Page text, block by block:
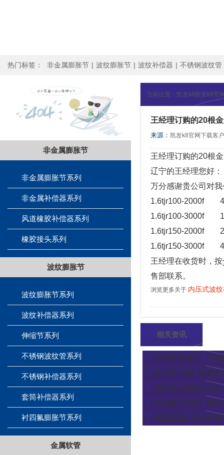
热门标签： 非金属膨胀节 | 波纹膨胀节 | 波纹补偿器 | 不锈钢波纹管
当前位置： 凯发k8凯发k8官
王经理订购的20根
来源： 凯发k8官网下载客
王经理订购的20根
辽宁的王经理您好：
万分感谢贵公司对
1.6tjr100-2000f
1.6tjr100-3000f
1.6tjr150-2000f
1.6tjr150-3000f
王经理在收货时，按
售部联系。
浏览更多关于 内压式波
相关资讯
补偿器(膨胀节、伸
客户五一验厂探亲
烟风管道波纹补偿器
不锈钢补偿器厂家
热烈祝贺公司顺利
非金属膨胀节
非金属膨胀节系列
非金属补偿器系列
风道橡胶补偿器系列
橡胶接头系列
波纹膨胀节
波纹膨胀节系列
波纹补偿器系列
伸缩节系列
不锈钢波纹管系列
不锈钢补偿器系列
套筒补偿器系列
衬四氟膨胀节系列
金属软管